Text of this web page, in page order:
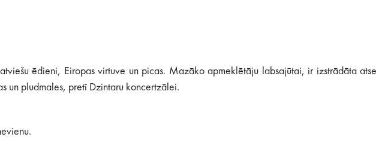
ēdieni, Eiropas virtuve un picas. Mazāko apmeklētāju labsajūtai, ir izstrādāta
un pludmales, pretī Dzintaru koncertzālei.